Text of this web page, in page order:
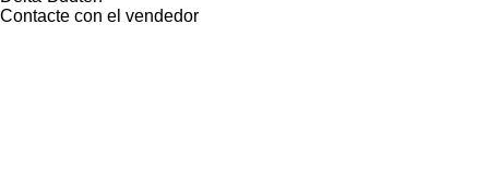
Contacte con el vendedor